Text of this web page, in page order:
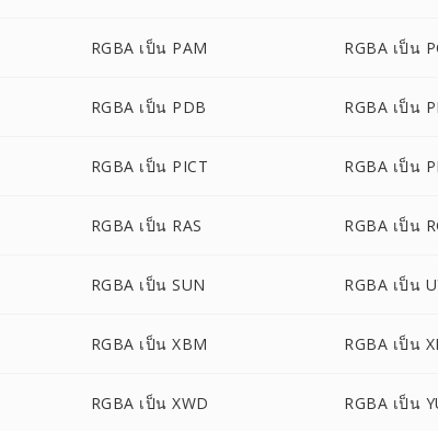
RGBA เป็น PAM RGBA เป็น
RGBA เป็น PDB RGBA เป็น
RGBA เป็น PICT RGBA เป็น
RGBA เป็น RAS RGBA เป็น
RGBA เป็น SUN RGBA เป็น
RGBA เป็น XBM RGBA เป็น
RGBA เป็น XWD RGBA เป็น